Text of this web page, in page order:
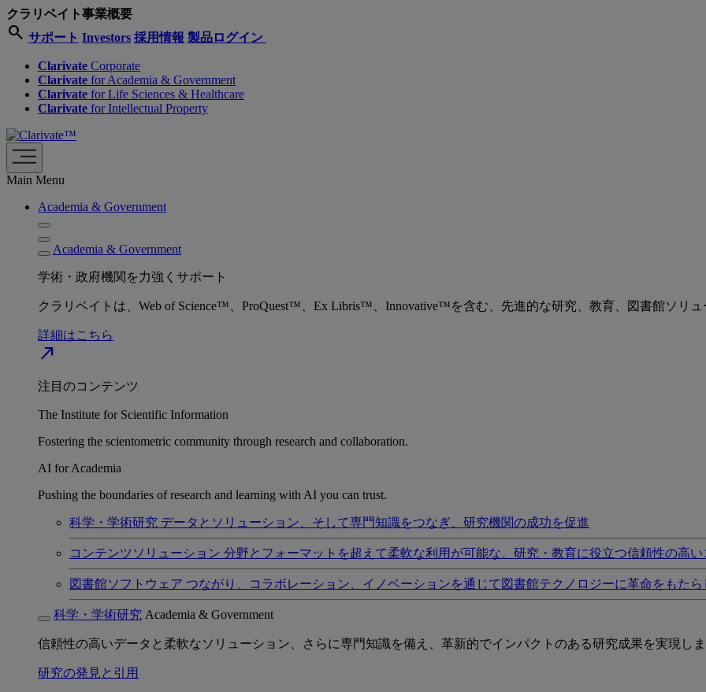
クラリベイト事業概要
search サポート Investors 採用情報 製品ログイン
Clarivate Corporate
Clarivate for Academia & Government
Clarivate for Life Sciences & Healthcare
Clarivate for Intellectual Property
Main Menu
Academia & Government
Academia & Government
学術・政府機関を力強くサポート
クラリベイトは、Web of Science™、ProQuest™、Ex Libris™、Innovative™を含む、先進的な研究、教育、図書館ソリュ
詳細はこちら
north_east
注目のコンテンツ
The Institute for Scientific Information
Fostering the scientometric community through research and collaboration.
AI for Academia
Pushing the boundaries of research and learning with AI you can trust.
科学・学術研究 データとソリューション、そして専門知識をつなぎ、研究機関の成功を促進
コンテンツソリューション 分野とフォーマットを超えて柔軟な利用が可能な、研究・教育に役立つ信頼性の高い
図書館ソフトウェア つながり、コラボレーション、イノベーションを通じて図書館テクノロジーに革命をもたら
科学・学術研究 Academia & Government
信頼性の高いデータと柔軟なソリューション、さらに専門知識を備え、革新的でインパクトのある研究成果を実現しま
研究の発見と引用